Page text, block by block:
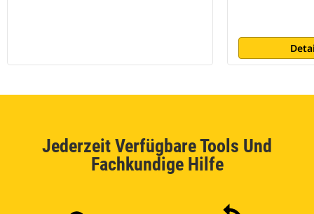
Jederzeit Verfügbare Tools Und
Fachkundige Hilfe